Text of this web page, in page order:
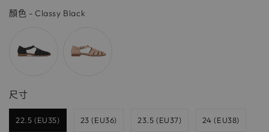
格
顏色 - Classy Black
尺寸尺寸
22.5 (EU35) 23 (EU36) 23.5 (EU37) 24 (EU38)